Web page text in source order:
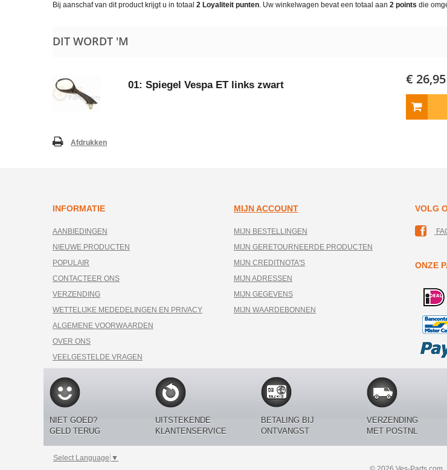
Bij aanschaf van dit product krijgt u in totaal 2 Loyaliteit punten. Uw winkelwagen bevat een totaal aan 2 points die
DIT WORDT 'M
01: Spiegel Vespa ET links zwart € 26,95
Afdrukken
INFORMATIE
AANBIEDINGEN
NIEUWE PRODUCTEN
POPULAIR
CONTACTEER ONS
VERZENDING
WETTELIJKE MEDEDELINGEN EN PRIVACY
ALGEMENE VOORWAARDEN
OVER ONS
VEELGESTELDE VRAGEN
MIJN ACCOUNT
MIJN BESTELLINGEN
MIJN GERETOURNEERDE PRODUCTEN
MIJN CREDITNOTA'S
MIJN ADRESSEN
MIJN GEGEVENS
MIJN WAARDEBONNEN
VOLG
ONZE
NIET GOED?
GELD TERUG
UITSTEKENDE
KLANTENSERVICE
BETALING BIJ
ONTVANGST
VERZENDING
MET POSTNL
Select Language ▼